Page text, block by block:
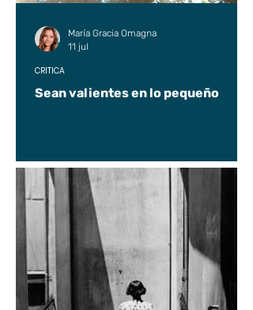
Sean valientes en lo pequeño
CRÍTICA
María Gracia Omagna
11 jul